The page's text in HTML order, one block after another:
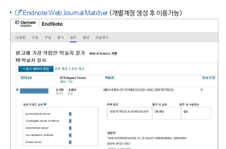
Endnote Web Journal Matcher(개별계정 생성 후 이용가능)